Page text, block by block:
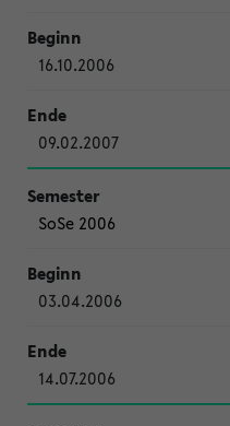
16.10.2006
09.02.2007
SoSe 2006
03.04.2006
14.07.2006